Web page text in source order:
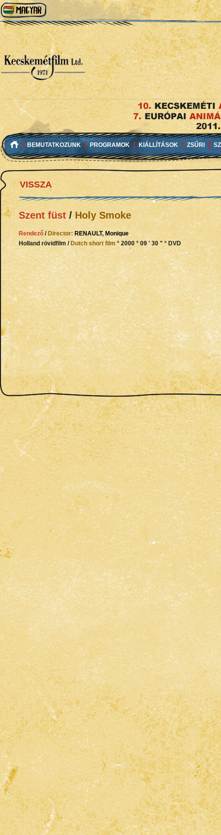
BEMUTATKOZUNK PROGRAMOK KIÁLLÍTÁSOK ZSŰRI
VISSZA
Szent füst /Holy Smoke
Rendező / Director: RENAULT,Monique
Holland rövidfilm / Dutch short film ° 2000 ° 09 ' 30 " ° DVD